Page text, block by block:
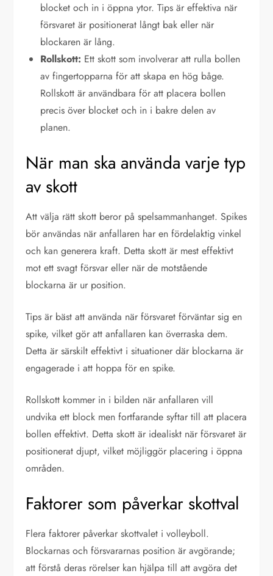
blocket och in i öppna ytor. Tips är effektiva när
försvaret är positionerat långt bak eller när
blockaren är lång.
Rollskott: Ett skott som involverar att rulla bollen
av fingertopparna för att skapa en hög båge.
Rollskott är användbara för att placera bollen
precis över blocket och in i bakre delen av
planen.
När man ska använda varje typ
av skott
Att välja rätt skott beror på spelsammanhanget. Spikes
bör användas när anfallaren har en fördelaktig vinkel
och kan generera kraft. Detta skott är mest effektivt
mot ett svagt försvar eller när de motstående
blockarna är ur position.
Tips är bäst att använda när försvaret förväntar sig en
spike, vilket gör att anfallaren kan överraska dem.
Detta är särskilt effektivt i situationer där blockarna är
engagerade i att hoppa för en spike.
Rollskott kommer in i bilden när anfallaren vill
undvika ett block men fortfarande syftar till att placera
bollen effektivt. Detta skott är idealiskt när försvaret är
positionerat djupt, vilket möjliggör placering i öppna
områden.
Faktorer som påverkar skottval
Flera faktorer påverkar skottvalet i volleyboll.
Blockarnas och försvararnas position är avgörande;
att förstå deras rörelser kan hjälpa till att avgöra det